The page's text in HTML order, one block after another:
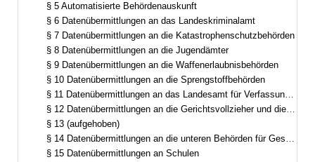
§ 5 Automatisierte Behördenauskunft
§ 6 Datenübermittlungen an das Landeskriminalamt
§ 7 Datenübermittlungen an die Katastrophenschutzbehörden
§ 8 Datenübermittlungen an die Jugendämter
§ 9 Datenübermittlungen an die Waffenerlaubnisbehörden
§ 10 Datenübermittlungen an die Sprengstoffbehörden
§ 11 Datenübermittlungen an das Landesamt für Verfassungsschutz
§ 12 Datenübermittlungen an die Gerichtsvollzieher und die Vollstreckungsstellen der Finanzbehörden
§ 13 (aufgehoben)
§ 14 Datenübermittlungen an die unteren Behörden für Gesundheit, Veterinärwesen, Ernährung und Verbraucherschutz
§ 15 Datenübermittlungen an Schulen